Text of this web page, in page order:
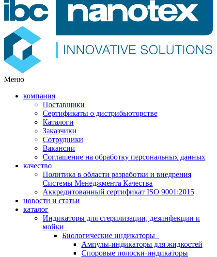
Меню
компания
Поставщики
Сертификаты о дистрибьюторстве
Каталоги
Заказчики
Сотрудники
Вакансии
Соглашение на обработку персональных данных
качество
Политика в области разработки и внедрения
Системы Менеджмента Качества
Аккредитованный сертификат ISO 9001:2015
новости и статьи
каталог
Индикаторы для стерилизации, дезинфекции и
мойки
Биологические индикаторы
Ампулы-индикаторы для жидкостей
Споровые полоски-индикаторы